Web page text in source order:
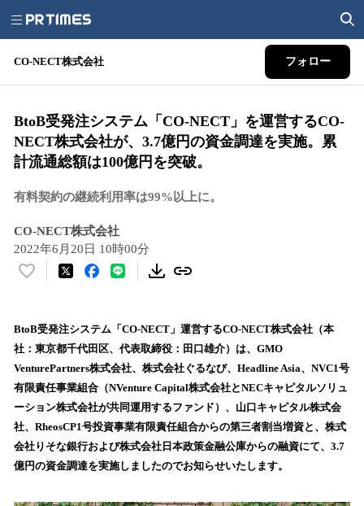
CO-NECT株式会社 フォロー
BtoB受発注システム「CO-NECT」を運営するCO-
NECT株式会社が、3.7億円の資⾦調達を実施。累
計流通総額は100億円を突破。
有料契約の継続利用率は99%以上に。
CO-NECT株式会社
2022年6月20日 10時00分
い
！
数
を
読
込
み
中
で
BtoB受発注システム「CO-NECT」運営するCO-NECT株式会社（本
社：東京都千代⽥区、代表取締役：⽥⼝雄介）は、GMO
VenturePartners株式会社、株式会社ぐるなび、Headline Asia、NVC1号
有限責任事業組合（NVenture Capital株式会社とNECキャピタルソリュ
ーション株式会社が共同運用するファンド）、山口キャピタル株式会
社、RheosCP1号投資事業有限責任組合からの第三者割当増資と、株式
会社りそな銀行および株式会社日本政策金融公庫からの融資にて、3.7
億円の資金調達を実施しましたのでお知らせいたします。